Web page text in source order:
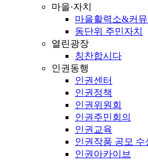
마을·자치
마을활력소&커
동단위 주민자치
열린광장
칭찬합시다
인권동행
인권센터
인권정책
인권위원회
인권주민회의
인권교육
인권작품 공모 수
인권아카이브